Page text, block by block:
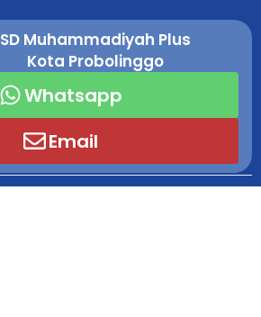
SD Muhammadiyah Plus
Kota Probolinggo
Whatsapp
Email